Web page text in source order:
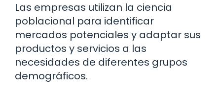
Las empresas utilizan la ciencia
poblacional para identificar
mercados potenciales y adaptar sus
productos y servicios a las
necesidades de diferentes grupos
demográficos.